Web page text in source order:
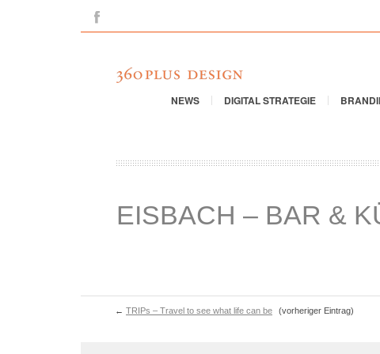
NEWS DIGITAL STRATEGIE
EISBACH – BAR &
← TRIPs – Travel to see what life can be (vorheriger Eintrag)